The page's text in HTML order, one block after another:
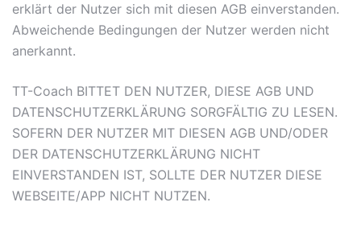
erklärt der Nutzer sich mit diesen AGB einverstanden.
Abweichende Bedingungen der Nutzer werden nicht
anerkannt.
TT-Coach BITTET DEN NUTZER, DIESE AGB UND
DATENSCHUTZERKLÄRUNG SORGFÄLTIG ZU LESEN.
SOFERN DER NUTZER MIT DIESEN AGB UND/ODER
DER DATENSCHUTZERKLÄRUNG NICHT
EINVERSTANDEN IST, SOLLTE DER NUTZER DIESE
WEBSEITE/APP NICHT NUTZEN.